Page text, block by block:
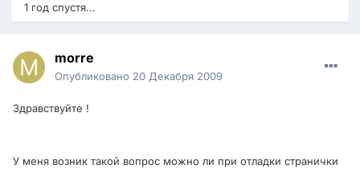
1 год спустя...
morre
Опубликовано 20 Декабря 2009
Здравствуйте !
У меня возник такой вопрос можно ли при отладки странички